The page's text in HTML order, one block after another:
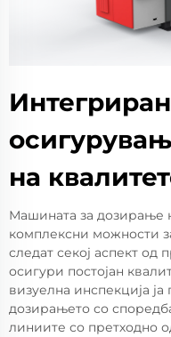
на
Машината за дозирање
комплексни можности
следат секој аспект од
осигури постојан
визуелна инспекција ја
дозирањето со
линиите со претходно